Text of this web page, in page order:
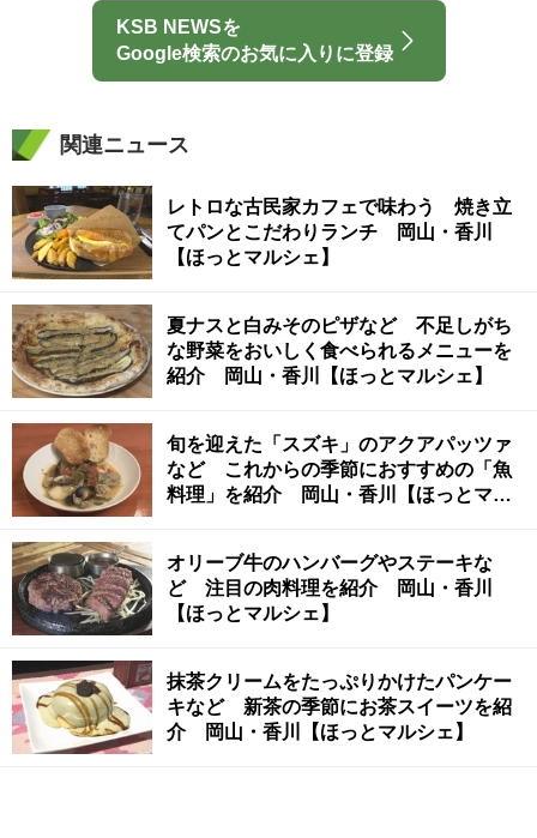
KSB NEWSを
Google検索のお気に入りに登録
関連ニュース
レトロな古民家カフェで味わう 焼き立
てパンとこだわりランチ 岡山・香川
【ほっとマルシェ】
夏ナスと白みそのピザなど 不足しがち
な野菜をおいしく食べられるメニューを
紹介 岡山・香川【ほっとマルシェ】
旬を迎えた「スズキ」のアクアパッツァ
など これからの季節におすすめの「魚
料理」を紹介 岡山・香川【ほっとマル
オリーブ牛のハンバーグやステーキな
ど 注目の肉料理を紹介 岡山・香川
【ほっとマルシェ】
抹茶クリームをたっぷりかけたパンケー
キなど 新茶の季節にお茶スイーツを紹
介 岡山・香川【ほっとマルシェ】